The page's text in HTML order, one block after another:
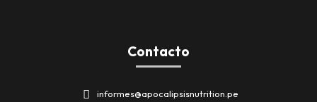
Contacto
informes@apocalipsisnutrition.pe